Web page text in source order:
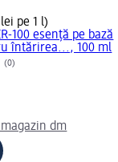
pe 1 l)
100 esență pe bază
întărirea..., 100 ml
(0)
dm